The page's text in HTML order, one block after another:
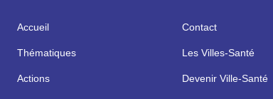
Accueil
Thématiques
Actions
Contact
Les Villes-Santé
Devenir Ville-Santé